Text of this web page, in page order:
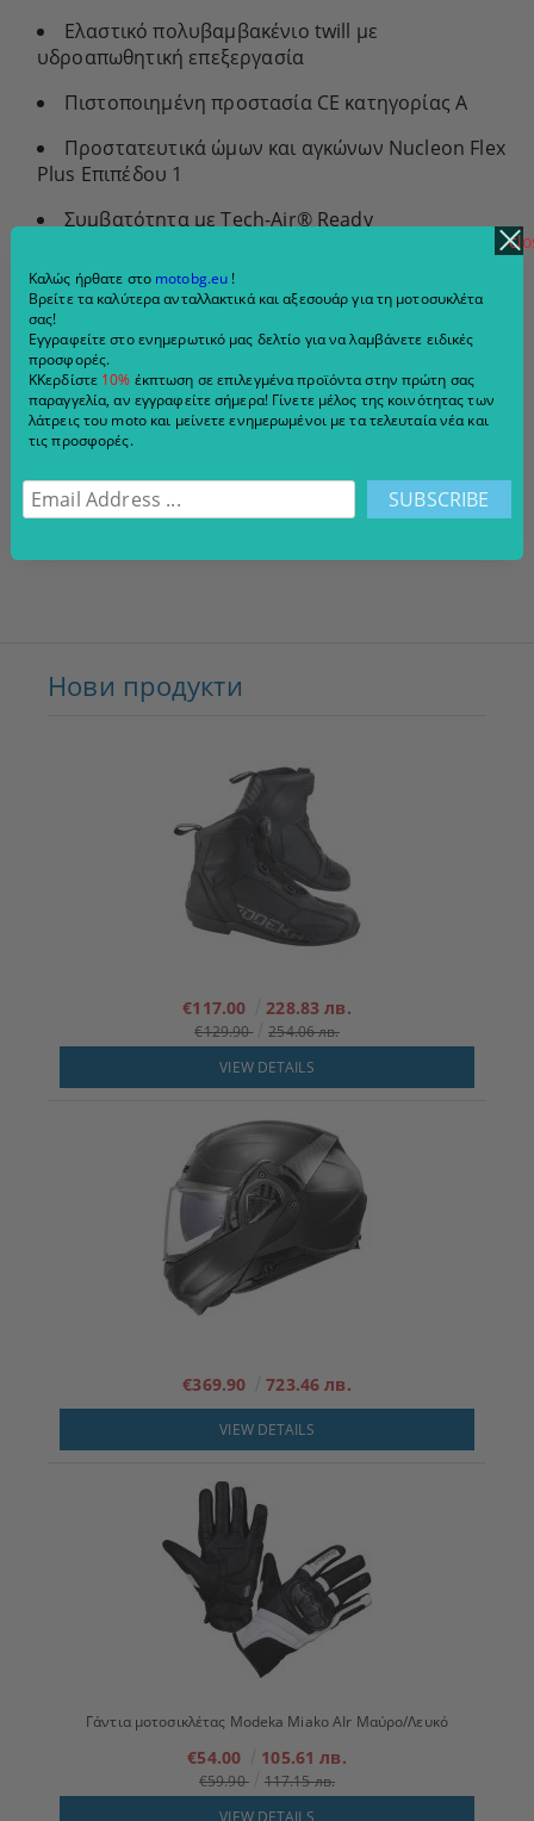
Ελαστικό πολυβαμβακένιο twill με
υδροαπωθητική επεξεργασία
Πιστοποιημένη προστασία CE κατηγορίας Α
Προστατευτικά ώμων και αγκώνων Nucleon Flex
Plus Επιπέδου 1
Συμβατότητα με Tech-Air® Ready
Ρυθμιζόμενες μανσέτες και μέση
Λεπτομέρειες vintage ενδυμάτων εργασίας
Το μπουφάν Alpinestars Bruiserείναι μια
εξαιρετική επιλογή για μοτοσικλετιστές που θέλουν
υφασμάτινο μπουφάν μοτοσικλέτας, κατάλληλο
για οδήγηση στην πόλη και καθημερινή χρήση.
Нови продукти
€117.00 228.83 лв.
€129.90
254.06 лв.
VIEW DETAILS
€369.90 723.46 лв.
VIEW DETAILS
Γάντια μοτοσικλέτας Modeka Miako AIr Μαύρο/Λευκό
€54.00 105.61 лв.
€59.90
117.15 лв.
VIEW DETAILS
Καλώς ήρθατε στο motobg.eu !
Βρείτε τα καλύτερα ανταλλακτικά και αξεσουάρ για τη μοτοσυκλέτα
σας!
Εγγραφείτε στο ενημερωτικό μας δελτίο για να λαμβάνετε ειδικές
προσφορές.
ΚΚερδίστε 10% έκπτωση σε επιλεγμένα προϊόντα στην πρώτη σας
παραγγελία, αν εγγραφείτε σήμερα! Γίνετε μέλος της κοινότητας των
λάτρεις του moto και μείνετε ενημερωμένοι με τα τελευταία νέα και
τις προσφορές.